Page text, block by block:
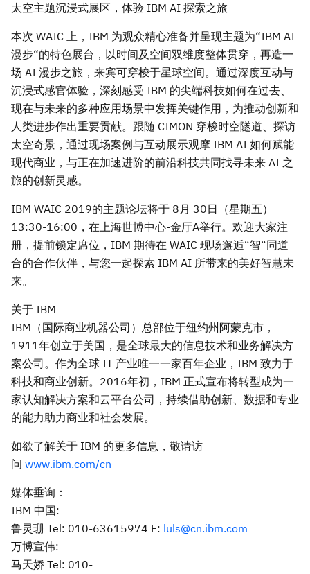
太空主题沉浸式展区，体验 IBM AI 探索之旅
本次 WAIC 上，IBM 为观众精心准备并呈现主题为“IBM AI
漫步“的特色展台，以时间及空间双维度整体贯穿，再造一
场 AI 漫步之旅，来宾可穿梭于星球空间。通过深度互动与
沉浸式感官体验，深刻感受 IBM 的尖端科技如何在过去、
现在与未来的多种应用场景中发挥关键作用，为推动创新和
人类进步作出重要贡献。跟随 CIMON 穿梭时空隧道、探访
太空奇景，通过现场案例与互动展示观摩 IBM AI 如何赋能
现代商业，与正在加速进阶的前沿科技共同找寻未来 AI 之
旅的创新灵感。
IBM WAIC 2019的主题论坛将于 8月 30日（星期五）
13:30-16:00，在上海世博中心-金厅A举行。欢迎大家注
册，提前锁定席位，IBM 期待在 WAIC 现场邂逅“智“同道
合的合作伙伴，与您一起探索 IBM AI 所带来的美好智慧未
来。
关于 IBM
IBM（国际商业机器公司）总部位于纽约州阿蒙克市，
1911年创立于美国，是全球最大的信息技术和业务解决方
案公司。作为全球 IT 产业唯一一家百年企业，IBM 致力于
科技和商业创新。2016年初，IBM 正式宣布将转型成为一
家认知解决方案和云平台公司，持续借助创新、数据和专业
的能力助力商业和社会发展。
如欲了解关于 IBM 的更多信息，敬请访
问 www.ibm.com/cn
媒体垂询：
IBM 中国:
鲁灵珊 Tel: 010-63615974 E: luls@cn.ibm.com
万博宣伟:
马天娇 Tel: 010-